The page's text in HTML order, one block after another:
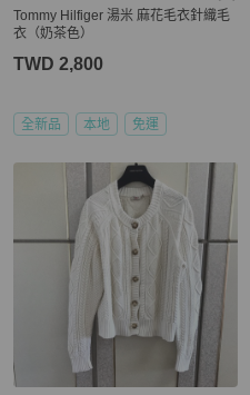
Tommy Hilfiger 湯米 麻花毛衣針織毛
衣（奶茶色）
TWD 2,800
全新品 本地 免運